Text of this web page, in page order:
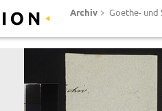
Archiv Goethe- und